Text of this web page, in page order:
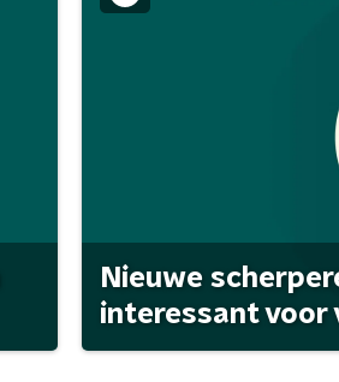
Nieuwe
interessant voor